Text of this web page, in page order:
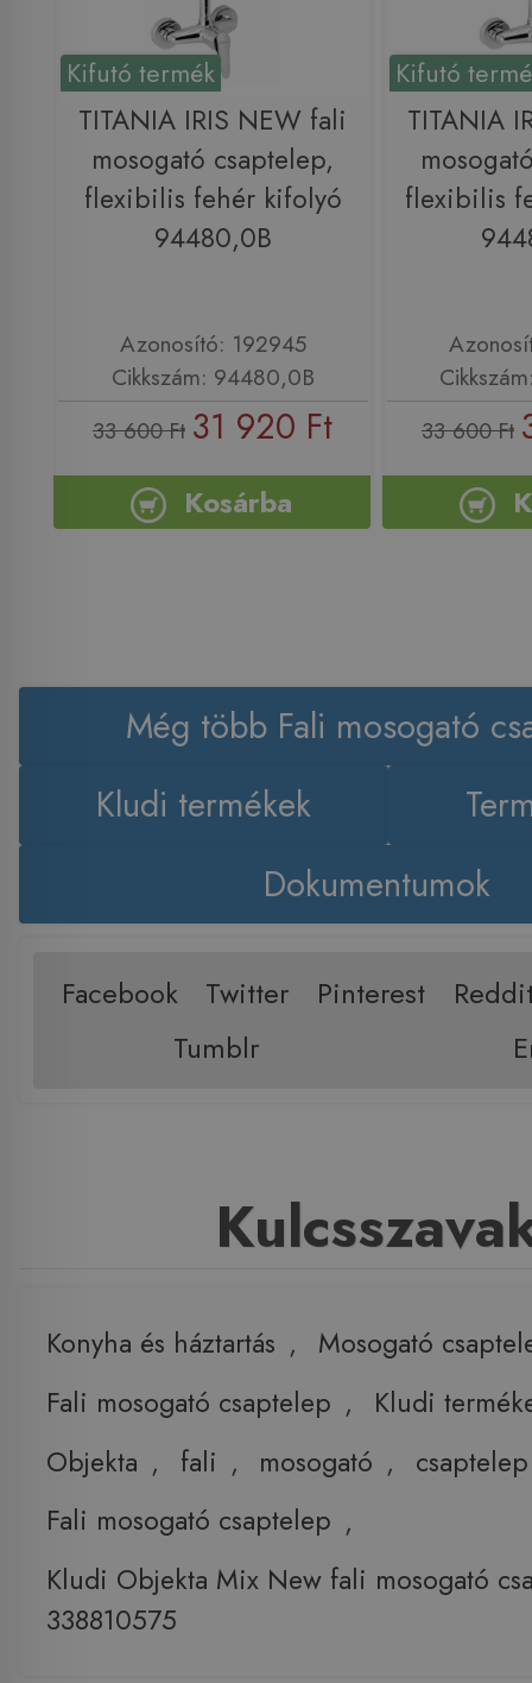
Kifutó termék
TITANIA IRIS NEW fali
mosogató csaptelep,
flexibilis fehér kifolyó
94480,0B
Azonosító: 192945
Cikkszám: 94480,0B
33 600 Ft 31 920 Ft
Kosárba
Kifutó
TITANIA
flexibilis
33 600 Ft
Még több Fali mosogató
Kludi termékek
Dokumentumok
Facebook Twitter Pinterest
Tumblr
Konyha és háztartás ,
Mosogató
Fali mosogató csaptelep ,
Kludi
Objekta , fali , mosogató ,
csaptelep
Fali mosogató csaptelep ,
Kludi Objekta Mix New fali mosogató
338810575